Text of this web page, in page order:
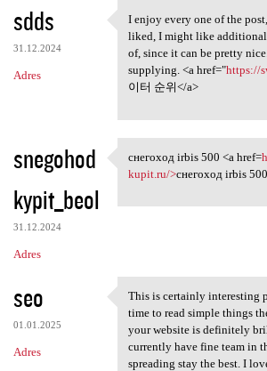
sdds
31.12.2024
Adres
I enjoy every one of
I enjoy every one of the
liked, I might like
of, since it can be pretty
supplying. <a href="https://
이터 순위</a>
snegohod
kypit_beol
31.12.2024
Adres
снегоход irbis 500 <a
снегоход irbis 500 <a href=
kupit.ru/>снегоход irbis
seo
01.01.2025
Adres
This is certainly
This is certainly interesting
time to read simple things
your website is definitely
currently have fine team in
spreading stay the best. I